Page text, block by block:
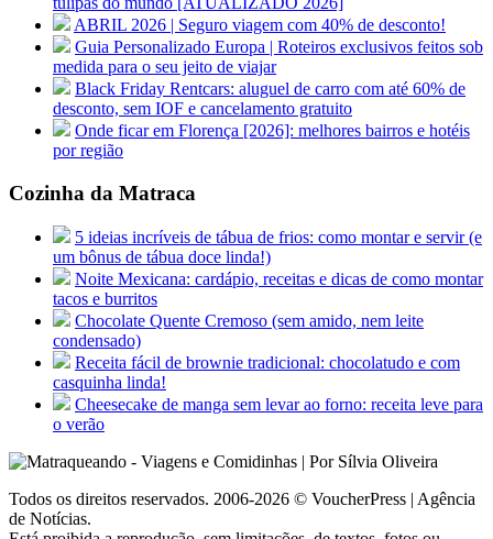
ABRIL 2026 | Seguro viagem com 40% de desconto!
Guia Personalizado Europa | Roteiros exclusivos feitos sob
medida para o seu jeito de viajar
Black Friday Rentcars: aluguel de carro com até 60% de
desconto, sem IOF e cancelamento gratuito
Onde ficar em Florença [2026]: melhores bairros e hotéis
por região
Cozinha da Matraca
5 ideias incríveis de tábua de frios: como montar e servir (e
um bônus de tábua doce linda!)
Noite Mexicana: cardápio, receitas e dicas de como montar
tacos e burritos
Chocolate Quente Cremoso (sem amido, nem leite
condensado)
Receita fácil de brownie tradicional: chocolatudo e com
casquinha linda!
Cheesecake de manga sem levar ao forno: receita leve para
o verão
Todos os direitos reservados. 2006-2026 © VoucherPress | Agência
de Notícias.